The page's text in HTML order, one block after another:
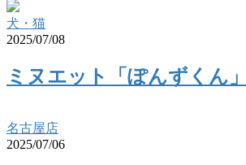
犬・猫
2025/07/08
ミヌエット「ぽんずくん」
名古屋店
2025/07/06